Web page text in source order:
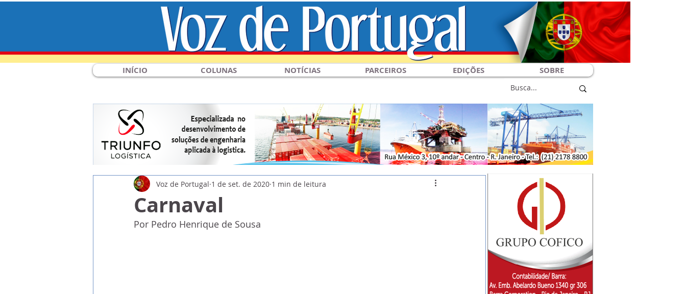
INÍCIO COLUNAS NOTÍCIAS PARCEIROS EDIÇÕES SOBRE
Carnaval
Voz de Portugal 1 de set. de 2020 1 min de leitura
Por Pedro Henrique de Sousa